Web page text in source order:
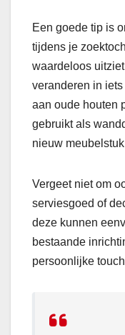
Een goede tip is
tijdens je
waardeloos
veranderen in
aan oude houten
gebruikt als
nieuw
Vergeet niet om
serviesgoed of
deze kunnen
bestaande
persoonlijke